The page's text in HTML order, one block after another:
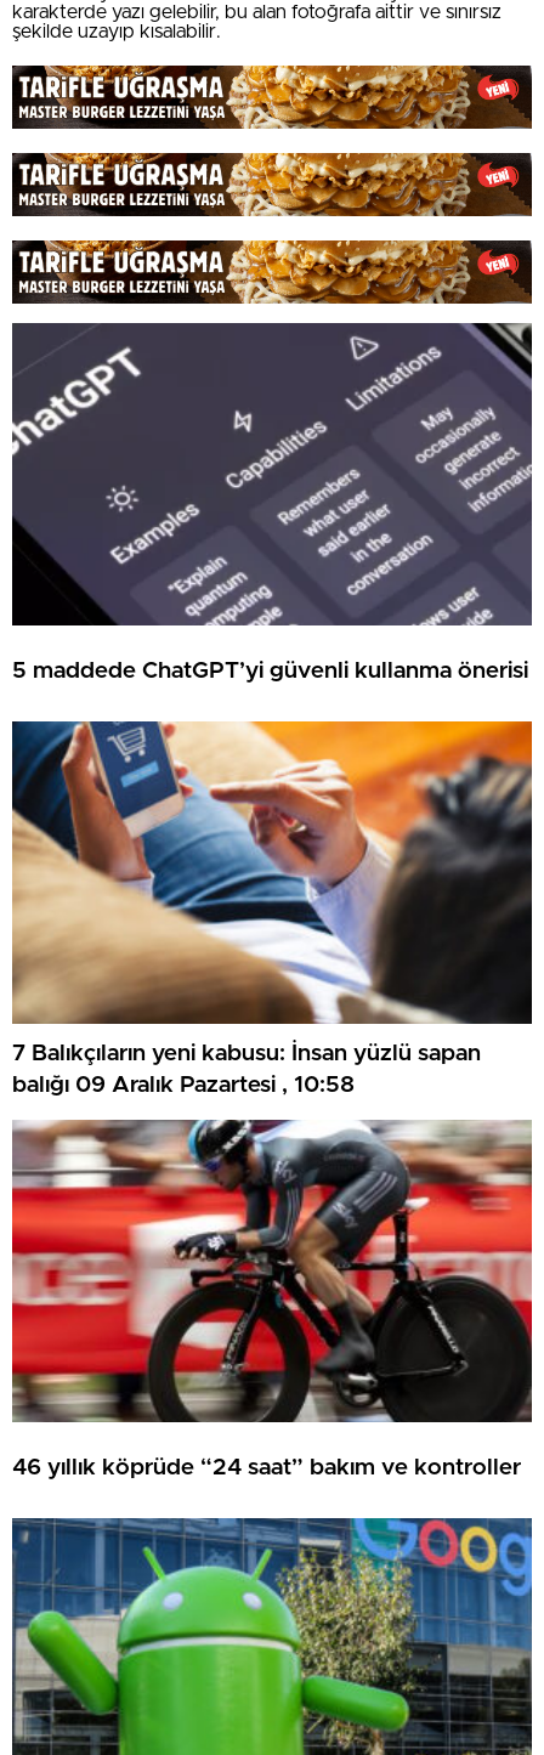
karakterde yazı gelebilir, bu alan fotoğrafa aittir ve sınırsız
şekilde uzayıp kısalabilir.
5 maddede ChatGPT’yi güvenli kullanma önerisi
7 Balıkçıların yeni kabusu: İnsan yüzlü sapan
balığı 09 Aralık Pazartesi , 10:58
46 yıllık köprüde “24 saat” bakım ve kontroller